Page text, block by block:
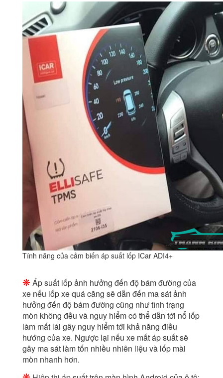
Tính năng của cảm biến áp suất lốp ICar ADI4+
❋ Áp suất lốp ảnh hưởng đến độ bám đường của
xe nếu lốp xe quá căng sẽ dẫn đến ma sát ảnh
hưởng đến độ bám đường cũng như tình trạng
mòn không đều và nguy hiểm có thể dẫn tới nổ lốp
làm mất lái gây nguy hiểm tới khả năng điều
hướng của xe. Ngược lại nếu xe mất áp suất sẽ
gây ma sát làm tốn nhiều nhiên liệu và lốp mài
mòn nhanh hơn.